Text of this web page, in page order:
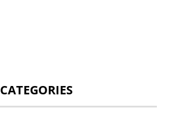
CATEGORIES